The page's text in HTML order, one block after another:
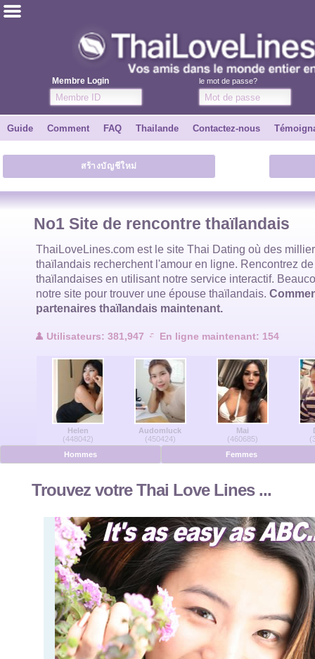
Membre Login le mot de passe?
ไทย
Témoignages
Dire à un ami
Guide
Contactez-nous
Hommes en ligne
Femmes en ligne
Allemand
Espanol
Guide Comment FAQ Thailande Contactez-nous
สร้างบัญชีใหม่
No1 Site de rencontre thaïlandais
ThaiLoveLines.com est le site Thai Dating où des
thaïlandais recherchent l'amour en ligne. Rencontrez
thaïlandaises en utilisant notre service interactif.
notre site pour trouver une épouse thaïlandais.
partenaires thaïlandais maintenant.
Utilisateurs: 381,947 En ligne maintenant: 154
Helen
(448042)
Audomluck
(450424)
Mai
(460685)
Hommes
Femmes
Trouvez votre Thai Love Lines ...